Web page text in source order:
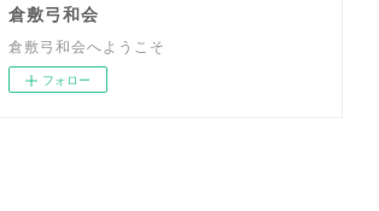
倉敷弓和会
倉敷弓和会へようこそ
フォロー